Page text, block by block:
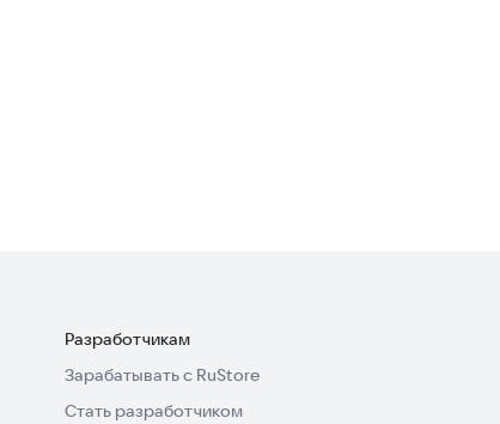
Разработчикам
Зарабатывать с RuStore
Стать разработчиком